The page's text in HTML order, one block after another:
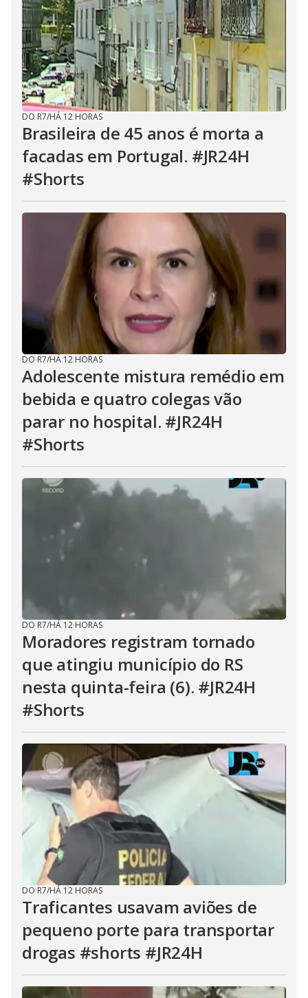
DO R7/HÁ 12 HORAS
Brasileira de 45 anos é morta a
facadas em Portugal. #JR24H
#Shorts
DO R7/HÁ 12 HORAS
Adolescente mistura remédio em
bebida e quatro colegas vão
parar no hospital. #JR24H
#Shorts
DO R7/HÁ 12 HORAS
Moradores registram tornado
que atingiu município do RS
nesta quinta-feira (6). #JR24H
#Shorts
DO R7/HÁ 12 HORAS
Traficantes usavam aviões de
pequeno porte para transportar
drogas #shorts #JR24H